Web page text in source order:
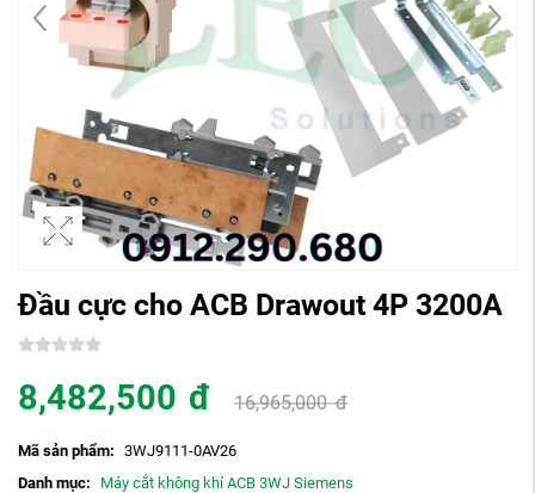
Đầu cực cho ACB Drawout 4P 3200A
8,482,500 đ 16,965,000đ
Mã sản phẩm: 3WJ9111-0AV26
Danh mục:
Máy cắt không khí ACB 3WJ Siemens